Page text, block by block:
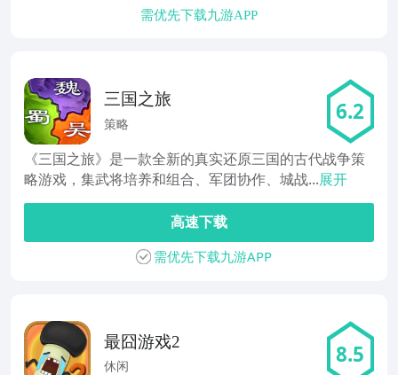
需优先下载九游APP
三国之旅
策略 6.2
《三国之旅》是一款全新的真实还原三国的古代战争策
略游戏，集武将培养和组合、军团协作、城战...展开
高速下载
需优先下载九游APP
最囧游戏2
休闲 8.5